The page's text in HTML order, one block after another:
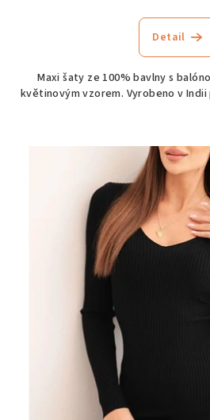
Detail
Maxi šaty ze 100% bavlny s
květinovým vzorem. Vyrobeno v Indii